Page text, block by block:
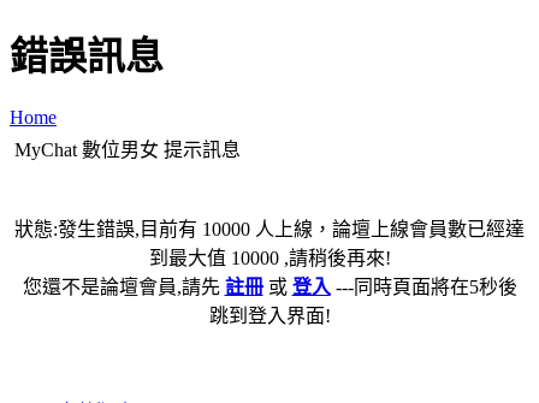
錯誤訊息
Home
MyChat 數位男女 提示訊息
狀態:發生錯誤,目前有 10000 人上線，論壇上線會員數已經達
到最大值 10000 ,請稍後再來!
您還不是論壇會員,請先 註冊或 登入 ---同時頁面將在5秒後
跳到登入界面!